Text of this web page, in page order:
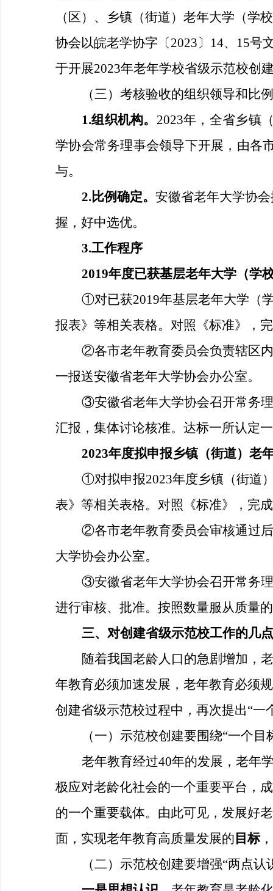
（区）、乡镇（街道）老年大学（学
协会以皖老学协字〔2023〕14、15号
于开展2023年老年学校省级示范校创
（三）考核验收的组织领导和比
1.组织机构。 2023年，全省乡镇
学协会常务理事会领导下开展，由各
与。
2.比例确定。 安徽省老年大学协会
握，好中选优。
3.工作程序
2019年度已获基层老年大学（学
①对已获2019年基层老年大学（
报表》等相关表格。对照《标准》，
②各市老年教育委员会负责辖区
一报送安徽省老年大学协会办公室。
③安徽省老年大学协会召开常务
汇报，集体讨论核准。 达标一所认定
2023年度拟申报乡镇（街道）老
①对拟申报2023年度乡镇（街道
表》等相关表格。 对照 《标准》，完
②各市老年教育委员会审核通过
大学协会办公室。
③安徽省老年大学协会召开常务
进行审核、批准。按照数量服从质量
三、 对创建省级示范校工作的几
随着我国老龄人口的急剧增加，
年教育必须加速发展，老年教育必须
创建省级示范校过程中，再次提出“一
（一）示范校创建要围绕“一个目
老年教育经过40年的发展，老年
极应对老龄化社会的一个重要平台，
的一个重要载体。由此可见，发展好
面，实现老年教育高质量发展的 目标
（二）示范校创建要增强“两点认